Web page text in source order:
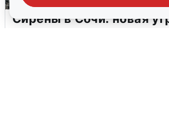
Сирены в Сочи: новая